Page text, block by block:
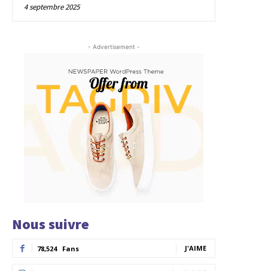
4 septembre 2025
- Advertisement -
Nous suivre
78,524 Fans J'AIME